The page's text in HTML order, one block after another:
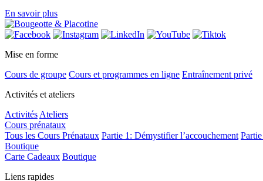
En savoir plus
Mise en forme
Cours de groupe Cours et programmes en ligne Entraînement privé
Activités et ateliers
Activités Ateliers
Cours prénataux
Tous les Cours Prénataux Partie 1: Démystifier l’accouchement
Boutique
Carte Cadeaux Boutique
Liens rapides